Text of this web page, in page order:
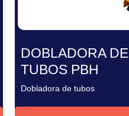
DOBLADORA DE
TUBOS PBH
Dobladora de tubos